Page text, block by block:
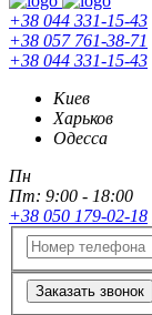
+38 044 331-15-43
+38 057 761-38-71
+38 044 331-15-43
Киев
Харьков
Одесса
Пн
Пт: 9:00 - 18:00
+38 050 179-02-18
Заказать звонок